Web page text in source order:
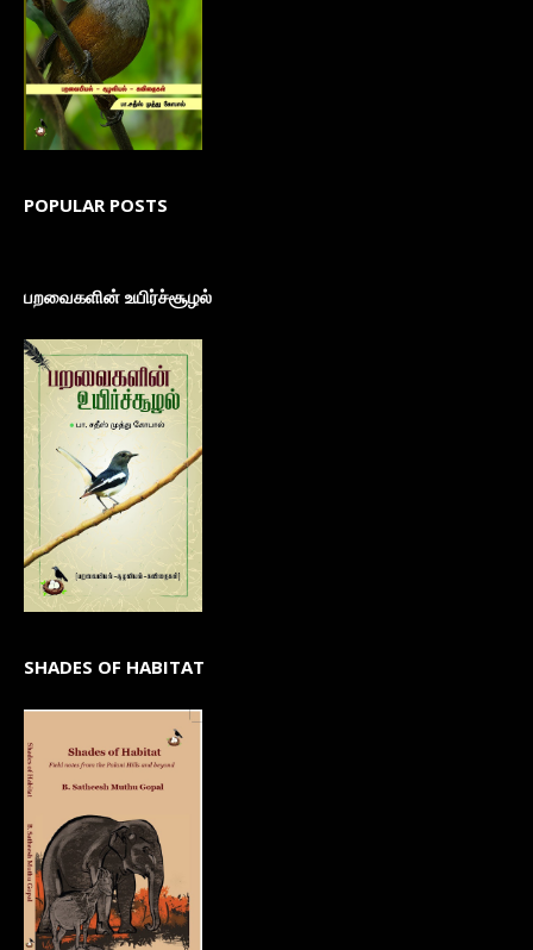
POPULAR POSTS
பறவைகளின் உயிர்ச்சூழல்
SHADES OF HABITAT